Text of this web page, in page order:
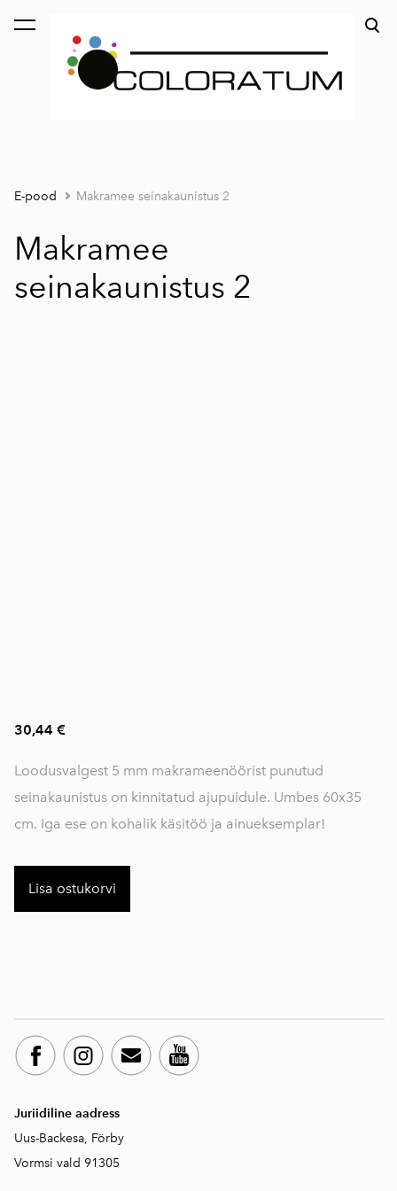
lisati ostukorvi.
E-pood Makramee seinakaunistus 2
Makramee
seinakaunistus 2
30,44 €
Loodusvalgest 5 mm makrameenöörist punutud
seinakaunistus on kinnitatud ajupuidule. Umbes 60x35
cm. Iga ese on kohalik käsitöö ja ainueksemplar!
Lisa ostukorvi
Juriidiline aadress
Uus-Backesa, Förby
Vormsi vald 91305